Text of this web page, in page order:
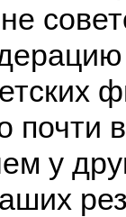
почти
у